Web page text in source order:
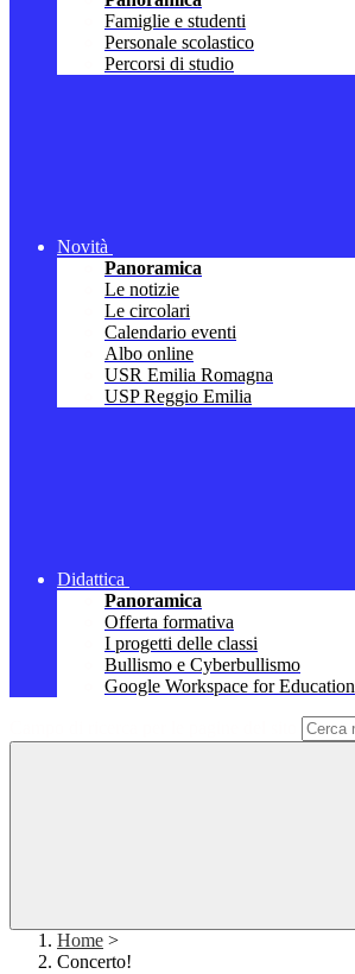
Famiglie e studenti
Personale scolastico
Percorsi di studio
Novità
Panoramica
Le notizie
Le circolari
Calendario eventi
Albo online
USR Emilia Romagna
USP Reggio Emilia
Didattica
Panoramica
Offerta formativa
I progetti delle classi
Bullismo e Cyberbullismo
Google Workspace for Education
Home >
Concerto!